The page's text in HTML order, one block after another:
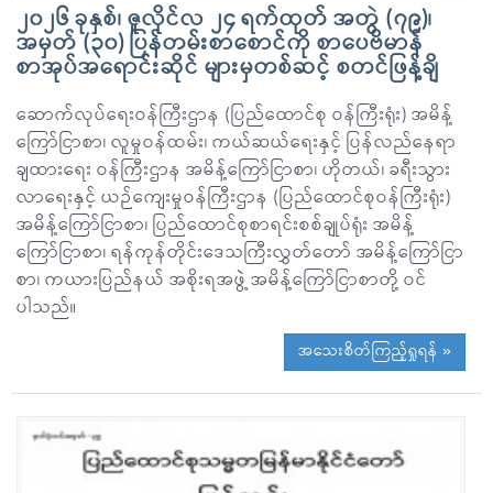
၂၀၂၆ ခုနှစ်၊ ဇူလိုင်လ ၂၄ ရက်ထုတ် အတွဲ (၇၉)၊
အမှတ် (၃၀) ပြန်တမ်းစာစောင်ကို စာပေဗိမာန်
စာအုပ်အရောင်းဆိုင် များမှတစ်ဆင့် စတင်ဖြန့်ချိ
ဆောက်လုပ်ရေးဝန်ကြီးဌာန (ပြည်ထောင်စု ဝန်ကြီးရုံး) အမိန့်
ကြော်ငြာစာ၊ လူမှုဝန်ထမ်း၊ ကယ်ဆယ်ရေးနှင့် ပြန်လည်နေရာ
ချထားရေး ဝန်ကြီးဌာန အမိန့်ကြော်ငြာစာ၊ ဟိုတယ်၊ ခရီးသွား
လာရေးနှင့် ယဉ်ကျေးမှုဝန်ကြီးဌာန (ပြည်ထောင်စုဝန်ကြီးရုံး)
အမိန့်ကြော်ငြာစာ၊ ပြည်ထောင်စုစာရင်းစစ်ချုပ်ရုံး အမိန့်
ကြော်ငြာစာ၊ ရန်ကုန်တိုင်းဒေသကြီးလွှတ်တော် အမိန့်ကြော်ငြာ
စာ၊ ကယားပြည်နယ် အစိုးရအဖွဲ့ အမိန့်ကြော်ငြာစာတို့ ဝင်
ပါသည်။
အသေးစိတ်ကြည့်ရှုရန် »